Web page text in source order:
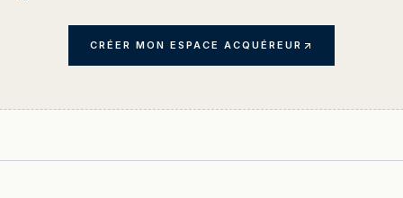
CRÉER MON ESPACE ACQUÉREUR